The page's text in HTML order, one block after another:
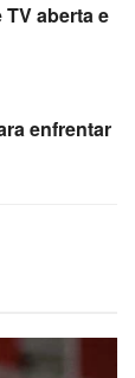
aberta e
enfrentar